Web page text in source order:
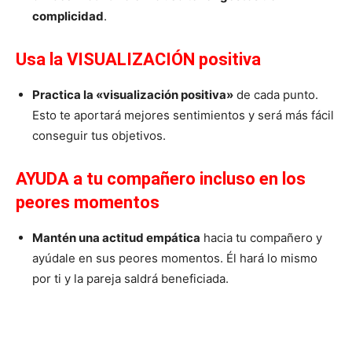
complicidad.
Usa la VISUALIZACIÓN positiva
Practica la «visualización positiva» de cada punto.
Esto te aportará mejores sentimientos y será más fácil
conseguir tus objetivos.
AYUDA a tu compañero incluso en los
peores momentos
Mantén una actitud empática hacia tu compañero y
ayúdale en sus peores momentos. Él hará lo mismo
por ti y la pareja saldrá beneficiada.